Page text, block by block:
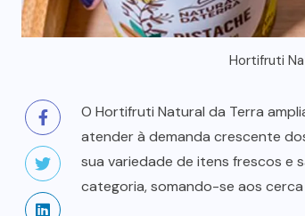
Hortifruti
O Hortifruti Natural da Terra
atender à demanda crescente
sua variedade de itens frescos e
categoria, somando-se aos